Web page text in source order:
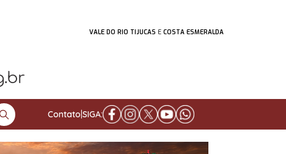
VALE DO RIO TIJUCAS E COSTA ESMERALDA
Contato SIGA: